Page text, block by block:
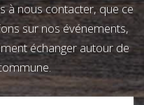
à nous contacter, que ce
sur nos événements,
échanger autour de